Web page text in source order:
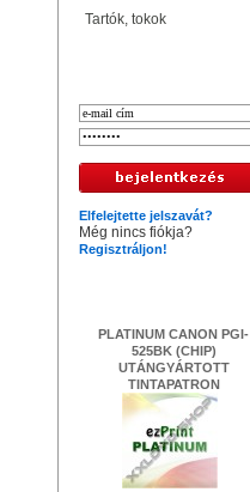
Tartók, tokok
Elfelejtette jelszavát?
Még nincs fiókja?
Regisztráljon!
PLATINUM CANON PGI-
525BK (CHIP)
UTÁNGYÁRTOTT
TINTAPATRON